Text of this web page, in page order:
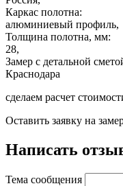
Каркас полотна:
алюминиевый профиль,
Толщина полотна, мм:
28,
Замер с детальной
Краснодара
сделаем расчет
Оставить заявку на
Написать
Тема сообщения